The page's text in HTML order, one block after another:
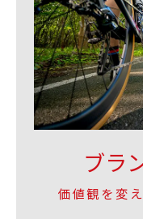
ブラ
価値観を変